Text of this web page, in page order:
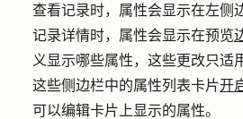
查看记录时，属性会显示在左侧
记录详情时，属性会显示在预览
义显示哪些属性，这些更改只适
这些侧边栏中的属性列表卡片开
可以编辑卡片上显示的属性。